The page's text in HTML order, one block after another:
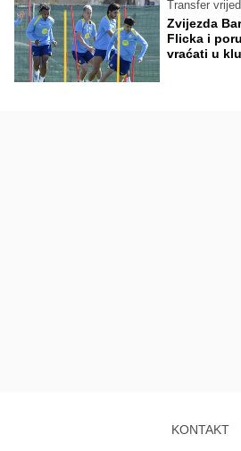
Transfer
Zvijezda
Flicka i
vraćati u
KONTAKT